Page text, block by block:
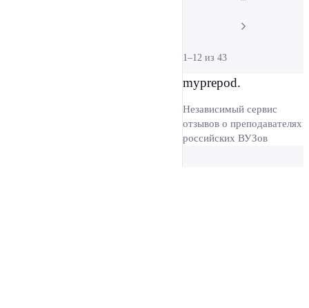
1–12 из 43
myprepod.
Независимый сервис
отзывов о преподавателях
российских ВУЗов